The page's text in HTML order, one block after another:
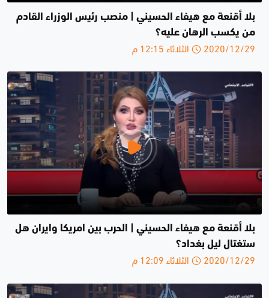
بلا أقنعة مع هيفاء الحسيني | منصب رئيس الوزراء القادم
من يكسب الرهان عليه؟
2020/12/29 الثلاثاء 12:15 م
بلا أقنعة مع هيفاء الحسيني | الحرب بين امريكا وايران هل
ستغتال ليل بغداد؟
2020/12/29 الثلاثاء 12:09 م